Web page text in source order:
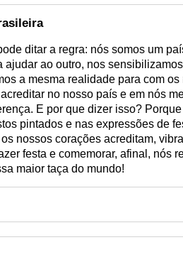
ditar a regra: nós somos um
ajudar ao outro, nos
a mesma realidade para com
no nosso país e em nós
E por que dizer isso?
pintados e nas expressões de
nossos corações acreditam,
festa e comemorar, afinal, nós
maior taça do mundo!